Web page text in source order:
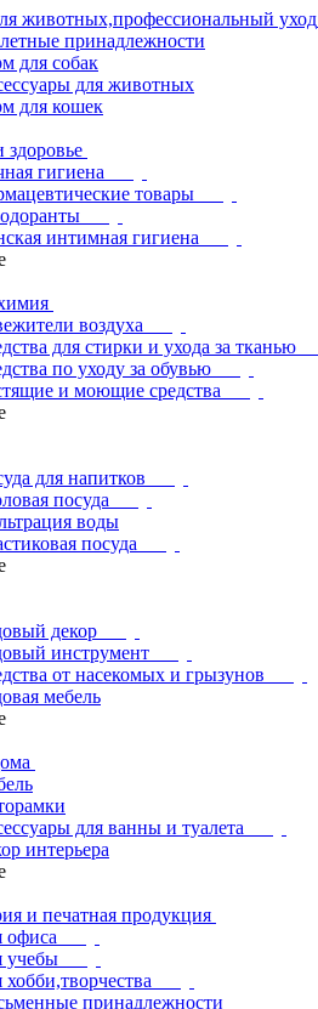
животных,профессиональный уход
принадлежности
для собак
для животных
для кошек
здоровье
гигиена
товары
интимная гигиена
воздуха
для стирки и ухода за тканью
по уходу за обувью
и моющие средства
для напитков
посуда
воды
посуда
декор
инструмент
от насекомых и грызунов
мебель
для ванны и туалета
интерьера
и печатная продукция
офиса
учебы
хобби,творчества
принадлежности